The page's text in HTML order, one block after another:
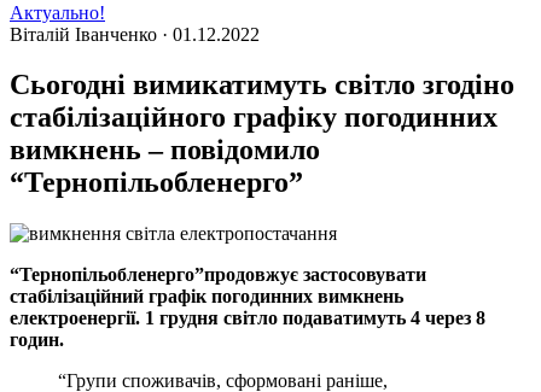
Актуально!
Віталій Іванченко · 01.12.2022
Cьогодні вимикатимуть світло згодіно
стабілізаційного графіку погодинних
вимкнень – повідомило
“Тернопільобленерго”
“Тернопiльобленерго”продовжує застосовувати
стабiлiзацiйний графiк погодинних вимкнень
електроенергiї. 1 грудня свiтло подаватимуть 4 через 8
годин.
“Групи споживачiв, сформованi ранiше,